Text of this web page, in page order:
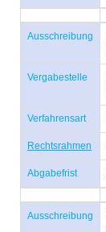
Ausschreibung
Vergabestelle
Verfahrensart
Rechtsrahmen
Abgabefrist
Ausschreibung